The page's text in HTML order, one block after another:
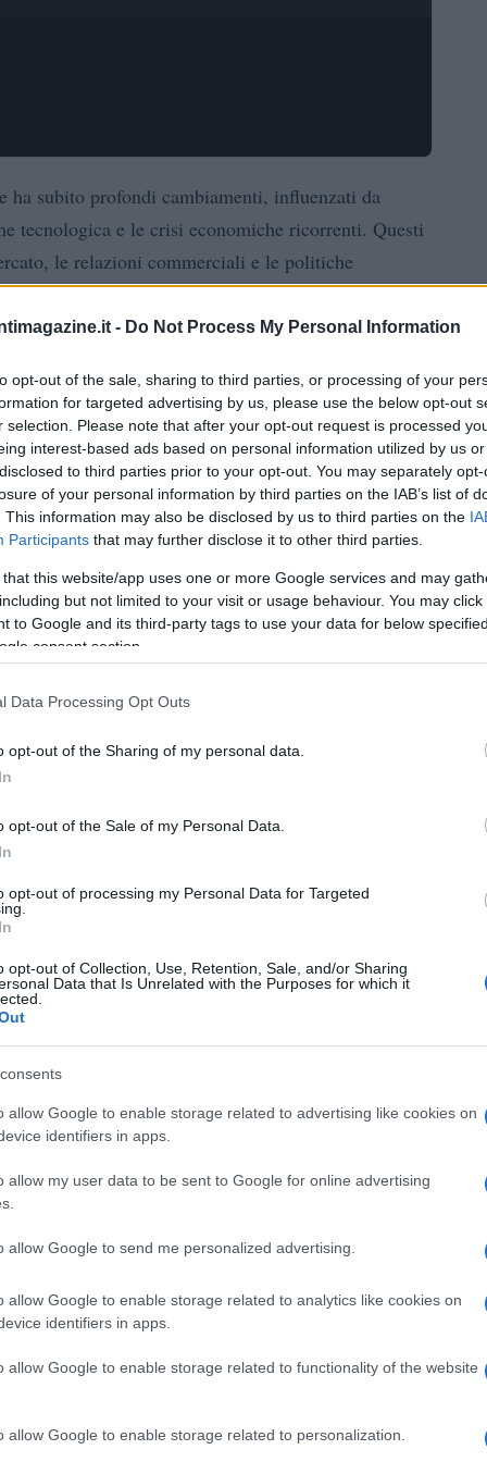
- Do Not Process My Personal Information
opt-out of the sale, sharing to third parties, or processing of your
for targeted advertising by us, please use the below opt-out
selection. Please note that after your opt-out request is processed
interest-based ads based on personal information utilized by us
to third parties prior to your opt-out. You may separately
of your personal information by third parties on the IAB’s list of
This information may also be disclosed by us to third parties on the
Participants that may further disclose it to other third parties.
that this website/app uses one or more Google services and may
but not limited to your visit or usage behaviour. You may
to Google and its third-party tags to use your data for below
consent section.
Data Processing Opt Outs
opt-out of the Sharing of my personal data.
opt-out of the Sale of my Personal Data.
opt-out of processing my Personal Data for Targeted
opt-out of Collection, Use, Retention, Sale, and/or Sharing
Data that Is Unrelated with the Purposes for which it
allow Google to enable storage related to advertising like cookies on
identifiers in apps.
allow my user data to be sent to Google for online advertising
allow Google to send me personalized advertising.
allow Google to enable storage related to analytics like cookies on
identifiers in apps.
allow Google to enable storage related to functionality of the website
allow Google to enable storage related to personalization.
ha subito profondi cambiamenti, influenzati da
tecnologica e le crisi economiche ricorrenti. Questi
le relazioni commerciali e le politiche
degli scambi commerciali e a una maggiore
questo fenomeno ha anche generato una serie
sono aumentate, con alcune nazioni che
mentre altre rimangono indietro.
ma si manifestano anche all’interno di esse.
zone rurali spesso soffrono di
sociali e politiche, rendendo necessarie riforme
globale è stato l’avvento delle nuove
in molti settori. Questi cambiamenti hanno
preoccupazioni riguardo alla